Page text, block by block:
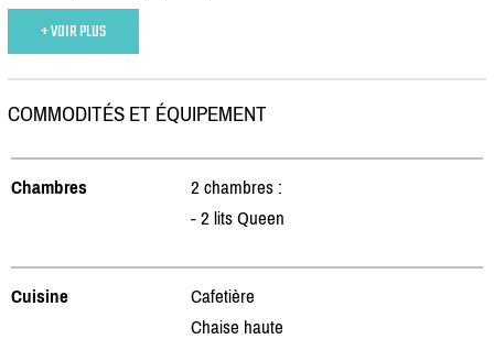
+ VOIR PLUS
COMMODITÉS ET ÉQUIPEMENT
Chambres
2 chambres :
- 2 lits Queen
Cuisine
Cafetière
Chaise haute